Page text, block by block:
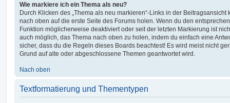
Wie markiere ich ein Thema als neu?
Durch Klicken des „Thema als neu markieren“-Links in der
nach oben auf die erste Seite des Forums holen. Wenn du den
Funktion möglicherweise deaktiviert oder seit der letzten Markierung ist
auch möglich, das Thema nach oben zu holen, indem du einfach eine
sicher, dass du die Regeln dieses Boards beachtest! Es wird meist nicht
Grund auf alte oder abgeschlossene Themen geantwortet wird.
Nach oben
Textformatierung und Thementypen